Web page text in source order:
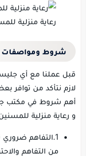
رعاية منزلية
شروط ومواصفات
قبل عملنا مع أي
لازم نتأكد من توافر
أهم شروط في مكتب
و رعاية منزلية
1.التفاهم
من التفاهم